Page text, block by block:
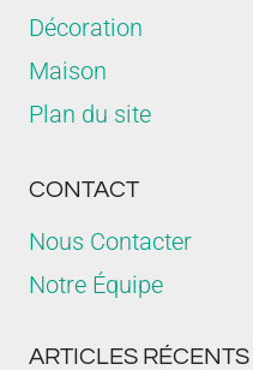
Décoration
Maison
Plan du site
CONTACT
Nous Contacter
Notre Équipe
ARTICLES RÉCENTS